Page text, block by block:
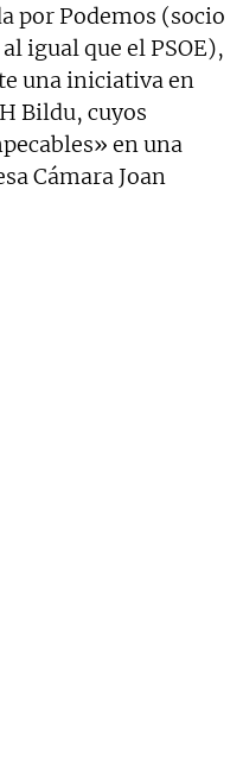
por Podemos (socio
igual que el PSOE),
una iniciativa en
Bildu, cuyos
en una
Cámara Joan